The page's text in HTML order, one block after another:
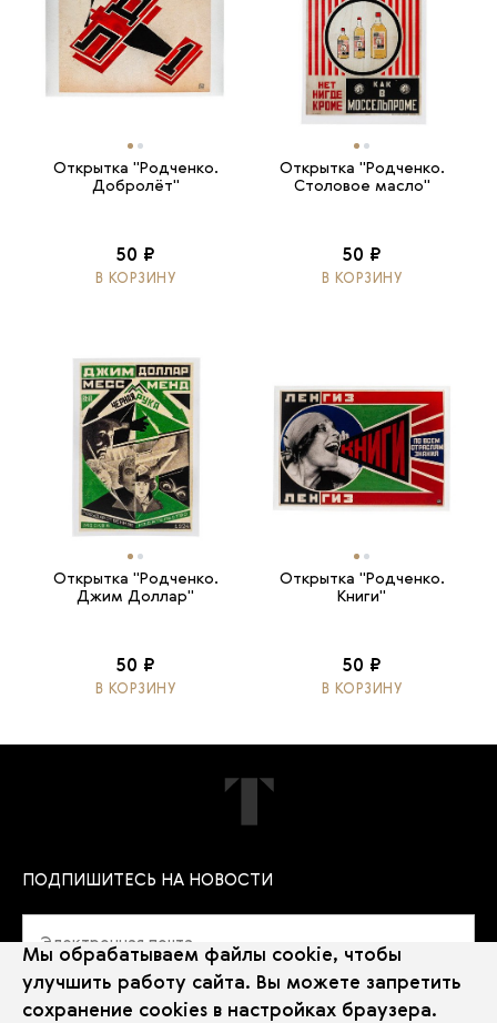
Открытка "Родченко.
Добролёт"
50 ₽
В КОРЗИНУ
Открытка "Родченко.
Столовое масло"
50 ₽
В КОРЗИНУ
Открытка "Родченко.
Джим Доллар"
50 ₽
В КОРЗИНУ
Открытка "Родченко.
Книги"
50 ₽
В КОРЗИНУ
ПОДПИШИТЕСЬ НА НОВОСТИ
Мы обрабатываем файлы cookie, чтобы
улучшить работу сайта. Вы можете запретить
сохранение cookies в настройках браузера.